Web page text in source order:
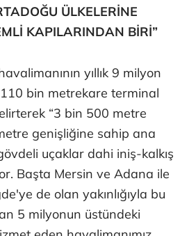
ÜLKELERİNE
KAPILARINDAN BİRİ”
yıllık 9 milyon
bin metrekare terminal
“3 bin 500 metre
genişliğine sahip ana
uçaklar dahi iniş-kalkış
Başta Mersin ve Adana ile
de olan yakınlığıyla bu
5 milyonun üstündeki